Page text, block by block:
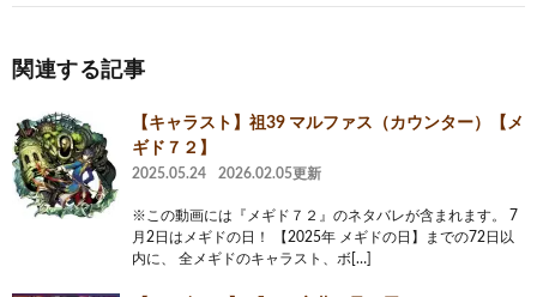
関連する記事
【キャラスト】祖39 マルファス（カウンター）【メ
ギド７２】
2025.05.24 2026.02.05更新
※この動画には『メギド７２』のネタバレが含まれます。 7
月2日はメギドの日！ 【2025年 メギドの日】までの72日以
内に、 全メギドのキャラスト、ボ[…]